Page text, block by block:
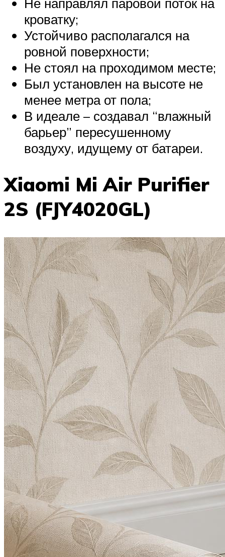
кроватку;
Устойчиво располагался на
ровной поверхности;
Не стоял на проходимом месте;
Был установлен на высоте не
менее метра от пола;
В идеале – создавал “влажный
барьер” пересушенному
воздуху, идущему от батареи.
Xiaomi Mi Air Purifier
2S (FJY4020GL)